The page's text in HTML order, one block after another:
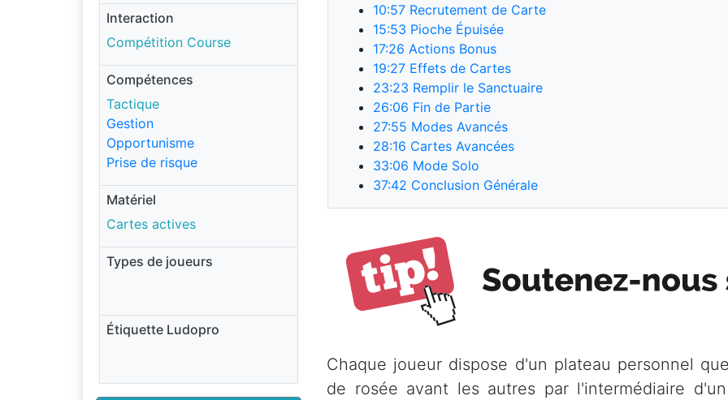
Interaction
Compétition Course
Compétences
Tactique
Gestion
Opportunisme
Prise de risque
Matériel
Cartes actives
Types de joueurs
Étiquette Ludopro
10:57 Recrutement de Carte
15:53 Pioche Épuisée
17:26 Actions Bonus
19:27 Effets de Cartes
23:23 Remplir le Sanctuaire
26:06 Fin de Partie
27:55 Modes Avancés
28:16 Cartes Avancées
33:06 Mode Solo
37:42 Conclusion Générale
Chaque joueur dispose d'un plateau personnel
de rosée avant les autres par l'intermédiaire